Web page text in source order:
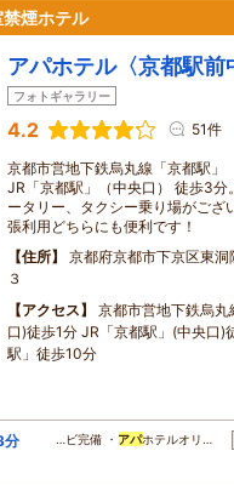
煙ホテル
アパホテル〈京都駅前
フォトギャラリー
4.2 51件
京都市営地下鉄烏丸線「京都駅」
JR「京都駅」（中央口） 徒歩3分
ータリー、タクシー乗り場がござ
張利用どちらにも便利です！
住所
京都府京都市下京区東
３
アクセス
京都市営地下鉄烏
口)徒歩1分 JR「京都駅」(中央口)
駅」徒歩10分
分 …ビ完備 ・ アパホテルオリ…